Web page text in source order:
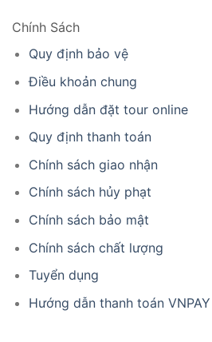
Chính Sách
Quy định bảo vệ
Điều khoản chung
Hướng dẫn đặt tour online
Quy định thanh toán
Chính sách giao nhận
Chính sách hủy phạt
Chính sách bảo mật
Chính sách chất lượng
Tuyển dụng
Hướng dẫn thanh toán VNPAY